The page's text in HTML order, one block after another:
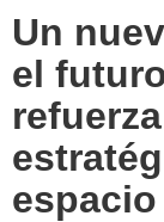
Un
el
espacio